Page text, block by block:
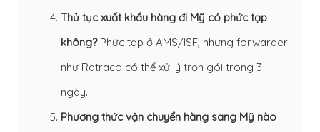
Thủ tục xuất khẩu hàng đi Mỹ có phức tạp
không?Phức tạp ở AMS/ISF, nhưng forwarder
như Ratraco có thể xử lý trọn gói trong 3
ngày.
Phương thức vận chuyển hàng sang Mỹ nào